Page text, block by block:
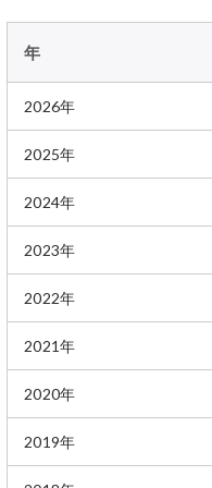
年
2026年
2025年
2024年
2023年
2022年
2021年
2020年
2019年